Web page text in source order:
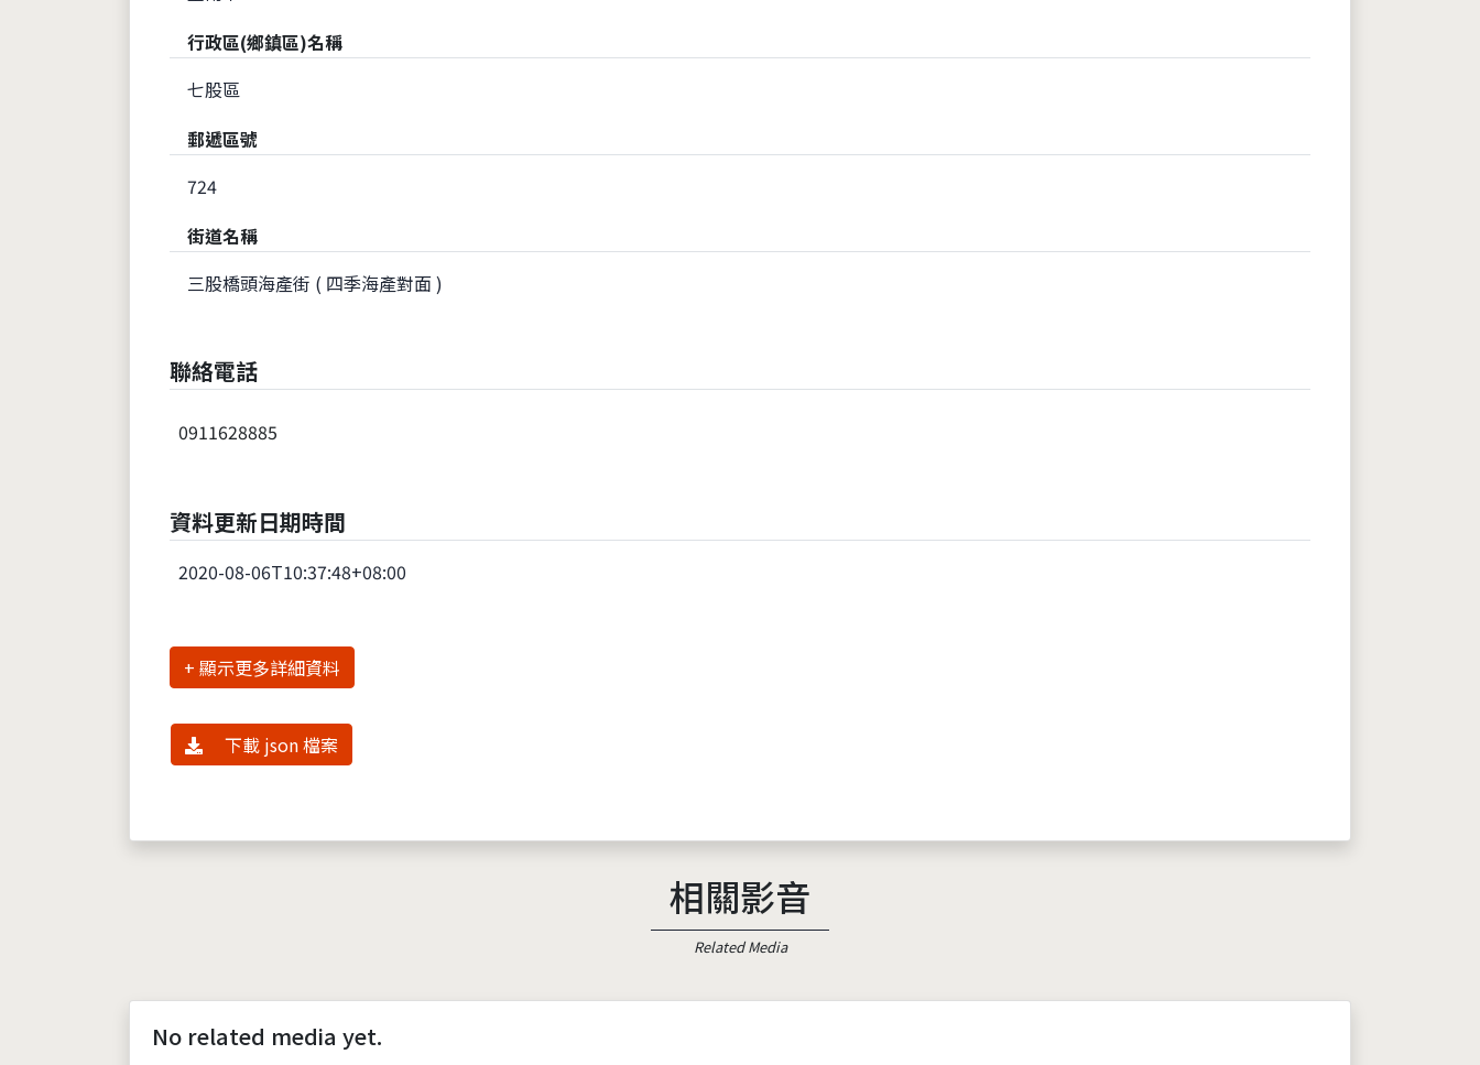
行政區(鄉鎮區)名稱
七股區
郵遞區號
724
街道名稱
三股橋頭海產街 ( 四季海產對面 )
聯絡電話
0911628885
資料更新日期時間
2020-08-06T10:37:48+08:00
詳細資料
下載 json 檔案
相關影音
Related Media
No related media yet.